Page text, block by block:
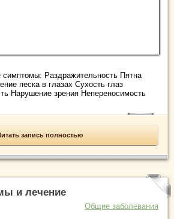
симптомы: Раздражительность Пятна
песка в глазах Сухость глаз
Нарушение зрения Непереносимость
запись полностью
и лечение
Общие заболевания